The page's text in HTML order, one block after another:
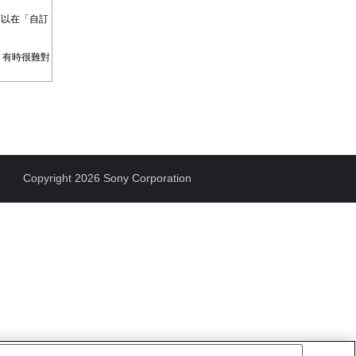
在「自訂
時很難對
Copyright 2026 Sony Corporation